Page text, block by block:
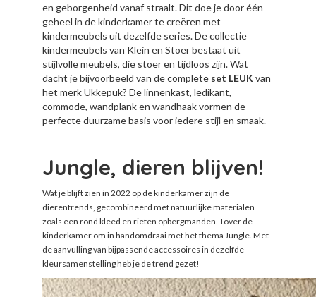
en geborgenheid vanaf straalt. Dit doe je door één
geheel in de kinderkamer te creëren met
kindermeubels uit dezelfde series. De collectie
kindermeubels van Klein en Stoer bestaat uit
stijlvolle meubels, die stoer en tijdloos zijn. Wat
dacht je bijvoorbeeld van de complete set LEUK van
het merk Ukkepuk? De linnenkast, ledikant,
commode, wandplank en wandhaak vormen de
perfecte duurzame basis voor iedere stijl en smaak.
Jungle, dieren blijven!
Wat je blijft zien in 2022 op de kinderkamer zijn de
dierentrends, gecombineerd met natuurlijke materialen
zoals een rond kleed en rieten opbergmanden. Tover de
kinderkamer om in handomdraai met het thema Jungle. Met
de aanvulling van bijpassende accessoires in dezelfde
kleursamenstelling heb je de trend gezet!